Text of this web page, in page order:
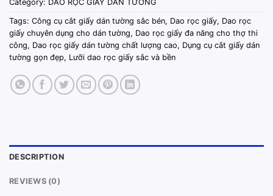
Category: DAO RỌC GIẤY DÁN TƯỜNG
Tags: Công cụ cắt giấy dán tường sắc bén, Dao rọc giấy, Dao rọc
giấy chuyên dụng cho dán tường, Dao rọc giấy đa năng cho thợ thi
công, Dao rọc giấy dán tường chất lượng cao, Dụng cụ cắt giấy dán
tường gọn đẹp, Lưỡi dao rọc giấy sắc và bền
DESCRIPTION
REVIEWS (0)